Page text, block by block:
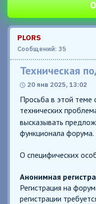
PLORS
Сообщений: 35
Техническая
20 янв 2025, 13:02
Просьба в этой
технических
высказывать
функционала форума.
О специфических
Анонимная
Регистрация на
регистрации